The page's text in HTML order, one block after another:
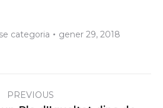
categoria gener 29, 2018
PREVIOUS